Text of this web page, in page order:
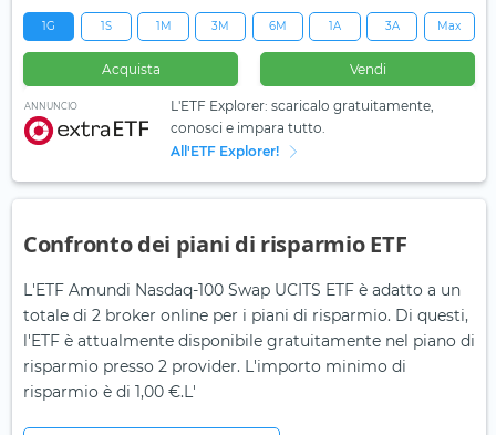
1G 1S 1M 3M 6M 1A 3A Max
Acquista Vendi
ANNUNCIO
L'ETF Explorer: scaricalo gratuitamente,
conosci e impara tutto.
All'ETF Explorer!
Confronto dei piani di risparmio ETF
L'ETF Amundi Nasdaq-100 Swap UCITS ETF è adatto a un
totale di 2 broker online per i piani di risparmio. Di questi,
l'ETF è attualmente disponibile gratuitamente nel piano di
risparmio presso 2 provider. L'importo minimo di
risparmio è di 1,00 €.L'